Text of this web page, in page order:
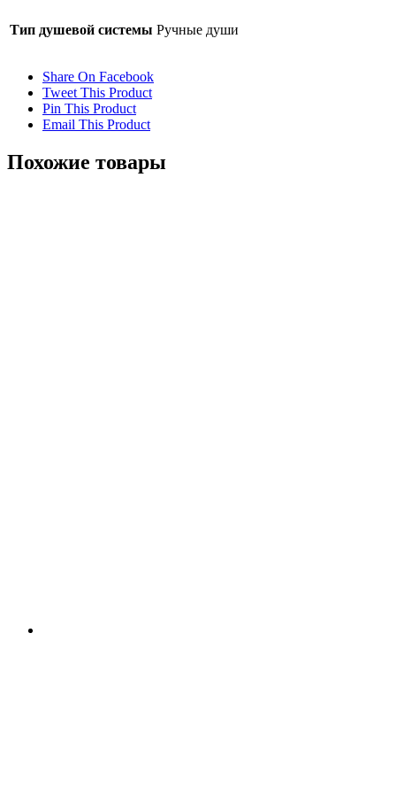
Тип душевой системы Ручные души
Share On Facebook
Tweet This Product
Pin This Product
Email This Product
Похожие товары